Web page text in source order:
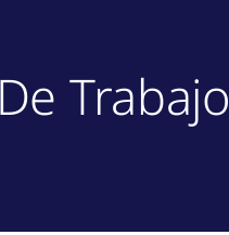
Trabajo